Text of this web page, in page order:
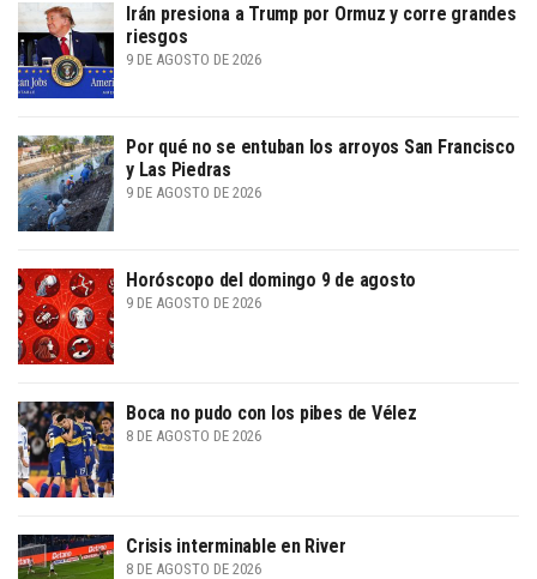
Irán presiona a Trump por Ormuz y corre grandes
riesgos
9 DE AGOSTO DE 2026
Por qué no se entuban los arroyos San Francisco
y Las Piedras
9 DE AGOSTO DE 2026
Horóscopo del domingo 9 de agosto
9 DE AGOSTO DE 2026
Boca no pudo con los pibes de Vélez
8 DE AGOSTO DE 2026
Crisis interminable en River
8 DE AGOSTO DE 2026